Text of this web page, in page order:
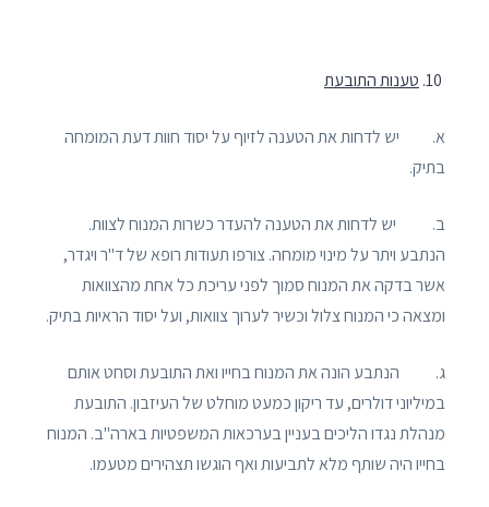
טענות התובעת
א. יש לדחות את הטענה לזיוף על יסוד חוות דעת המומחה
בתיק.
ב. יש לדחות את הטענה להעדר כשרות המנוח לצוות.
הנתבע ויתר על מינוי מומחה. צורפו תעודות רופא של ד"ר ויגדר,
אשר בדקה את המנוח סמוך לפני עריכת כל אחת מהצוואות
ומצאה כי המנוח צלול וכשיר לערוך צוואות, ועל יסוד הראיות בתיק.
ג. הנתבע הונה את המנוח בחייו ואת התובעת וסחט אותם
במיליוני דולרים, עד ריקון כמעט מוחלט של העיזבון. התובעת
מנהלת נגדו הליכים בעניין בערכאות המשפטיות בארה"ב. המנוח
בחייו היה שותף מלא לתביעות ואף הוגשו תצהירים מטעמו.